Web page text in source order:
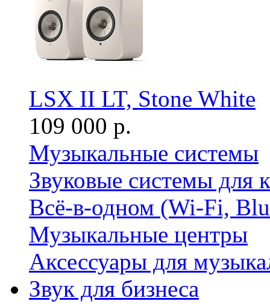
LSX II LT, Stone White
109 000 р.
Музыкальные системы
Звуковые системы для
Всё-в-одном (Wi-Fi,
Музыкальные центры
Аксессуары для
Звук для бизнеса